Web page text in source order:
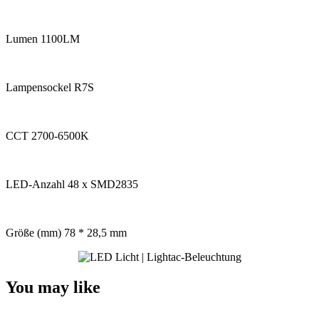
Lumen 1100LM
Lampensockel R7S
CCT 2700-6500K
LED-Anzahl 48 x SMD2835
Größe (mm) 78 * 28,5 mm
You may like